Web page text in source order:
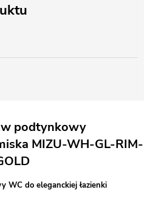
podtynkowy
MIZU-WH-GL-RIM-
WC do eleganckiej łazienki